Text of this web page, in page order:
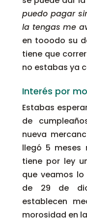
puedo pagar
la tengas me
en tooodo su
tiene que
no estabas ya
Interés por
Estabas
de
nueva
llegó 5 meses
tiene por ley
que veamos
de 29 de
establecen
morosidad en